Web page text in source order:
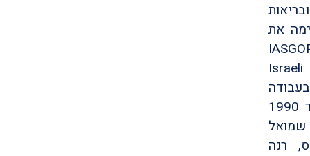
את
לקראת תכנון וביצוע סדנת יחסי קבוצות ראשונה בישראל. בינואר 1990
שמואל
רנה